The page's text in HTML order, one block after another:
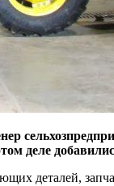
деле
деталей,